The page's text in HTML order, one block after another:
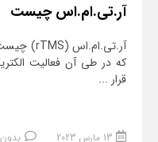
آر.تی.ام.اس چیست
که در طی آن فعالیت
قرار ...
13 مارس 2023